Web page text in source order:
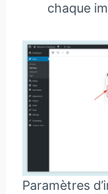
chaque
Paramètres